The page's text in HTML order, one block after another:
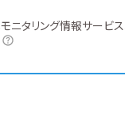
ニタリング情報サービ